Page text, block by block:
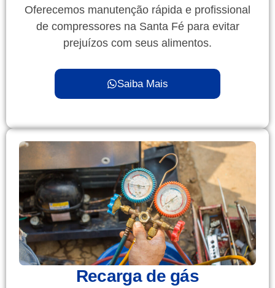
Oferecemos manutenção rápida e profissional
de compressores na Santa Fé para evitar
prejuízos com seus alimentos.
Saiba Mais
Recarga de gás